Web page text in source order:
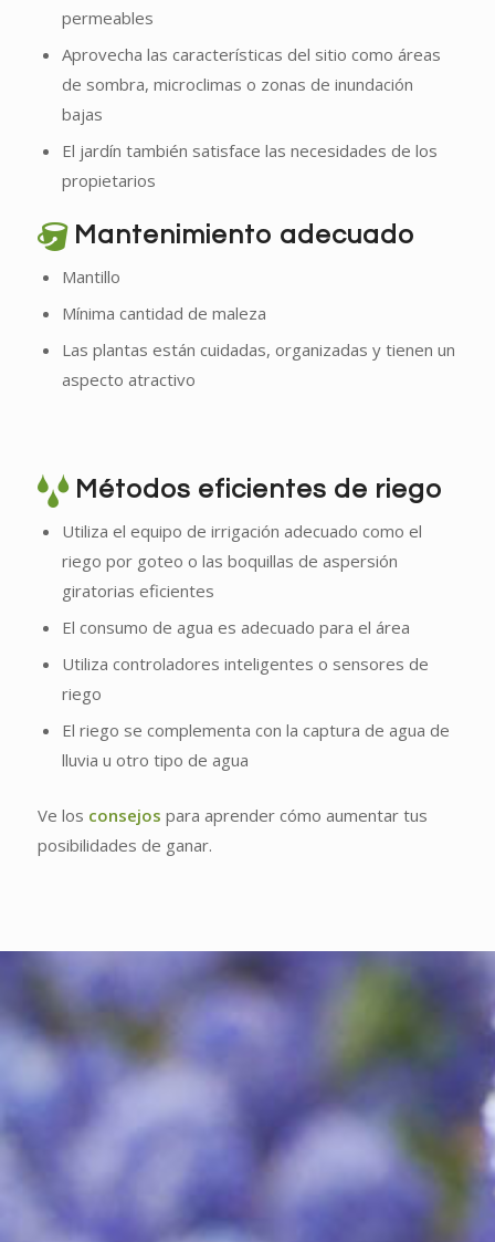
permeables
Aprovecha las características del sitio como áreas
de sombra, microclimas o zonas de inundación
bajas
El jardín también satisface las necesidades de los
propietarios
Mantenimiento adecuado
Mantillo
Mínima cantidad de maleza
Las plantas están cuidadas, organizadas y tienen un
aspecto atractivo
Métodos eficientes de riego
Utiliza el equipo de irrigación adecuado como el
riego por goteo o las boquillas de aspersión
giratorias eficientes
El consumo de agua es adecuado para el área
Utiliza controladores inteligentes o sensores de
riego
El riego se complementa con la captura de agua de
lluvia u otro tipo de agua
Ve los consejos para aprender cómo aumentar tus
posibilidades de ganar.